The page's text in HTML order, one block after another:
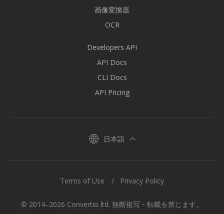
画像変換器
OCR
Developers API
API Docs
CLI Docs
API Pricing
日本語
© 2014–2026 Convertio ltd. 無断複写・転載を禁じます。
Terms of Use Privacy Policy